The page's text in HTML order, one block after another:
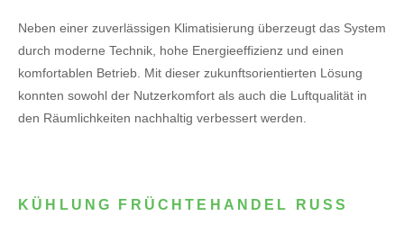
Neben einer zuverlässigen Klimatisierung überzeugt das System
durch moderne Technik, hohe Energieeffizienz und einen
komfortablen Betrieb. Mit dieser zukunftsorientierten Lösung
konnten sowohl der Nutzerkomfort als auch die Luftqualität in
den Räumlichkeiten nachhaltig verbessert werden.
KÜHLUNG FRÜCHTEHANDEL RUSS